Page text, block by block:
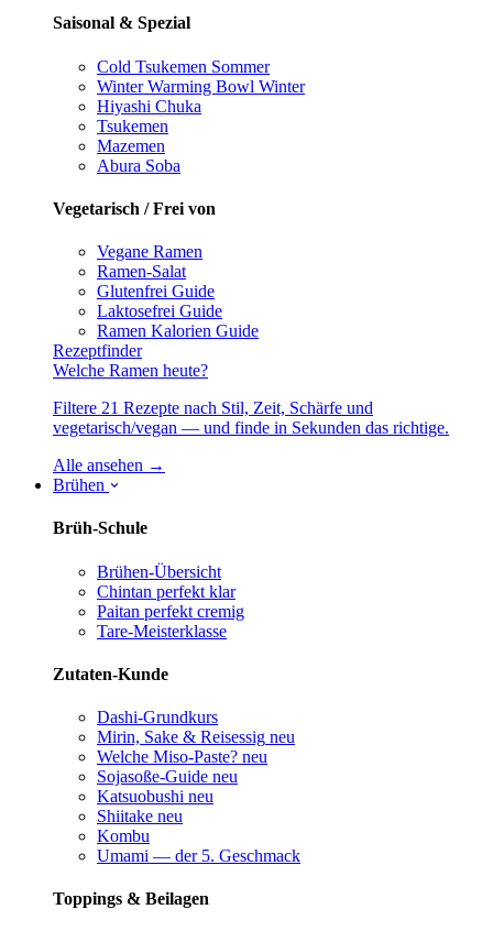
Saisonal & Spezial
Cold Tsukemen Sommer
Winter Warming Bowl Winter
Hiyashi Chuka
Tsukemen
Mazemen
Abura Soba
Vegetarisch / Frei von
Vegane Ramen
Ramen-Salat
Glutenfrei Guide
Laktosefrei Guide
Ramen Kalorien Guide
Rezeptfinder
Welche Ramen heute?
Filtere 21 Rezepte nach Stil, Zeit, Schärfe und
vegetarisch/vegan — und finde in Sekunden das richtige.
Alle ansehen →
Brühen
Brüh-Schule
Brühen-Übersicht
Chintan perfekt klar
Paitan perfekt cremig
Tare-Meisterklasse
Zutaten-Kunde
Dashi-Grundkurs
Mirin, Sake & Reisessig neu
Welche Miso-Paste? neu
Sojasoße-Guide neu
Katsuobushi neu
Shiitake neu
Kombu
Umami — der 5. Geschmack
Toppings & Beilagen